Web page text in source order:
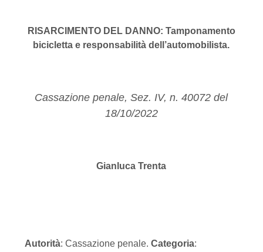
RISARCIMENTO DEL DANNO: Tamponamento
bicicletta e responsabilità dell’automobilista.
Cassazione penale, Sez. IV, n. 40072 del
18/10/2022
Gianluca Trenta
Autorità: Cassazione penale.Categoria: